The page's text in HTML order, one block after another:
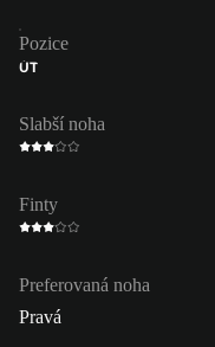
Pozice
ÚT
Slabší noha
Finty
Preferovaná noha
Pravá